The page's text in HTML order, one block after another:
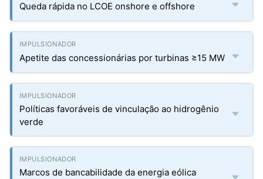
Queda rápida no LCOE onshore e offshore
Apetite das concessionárias por turbinas ≥15 MW
Políticas favoráveis de vinculação ao hidrogênio
verde
Marcos de bancabilidade da energia eólica